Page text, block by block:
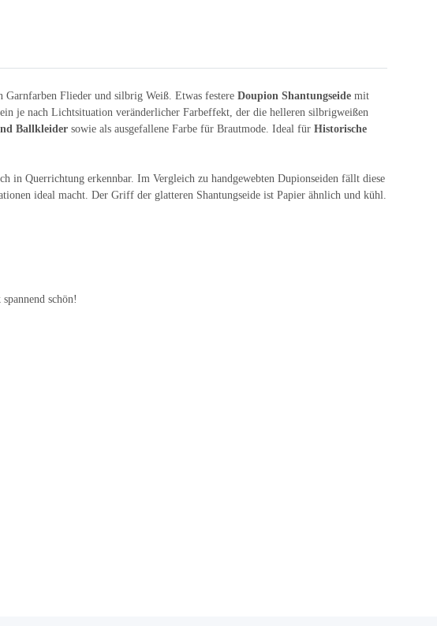
Garnfarben Flieder und silbrig Weiß. Etwas festere Doupion Shantungseide mit
je nach Lichtsituation veränderlicher Farbeffekt, der die helleren silbrigweißen
Ballkleider sowie als ausgefallene Farbe für Brautmode. Ideal für Historische
in Querrichtung erkennbar. Im Vergleich zu handgewebten Dupionseiden fällt diese
ideal macht. Der Griff der glatteren Shantungseide ist Papier ähnlich und kühl.
schön!